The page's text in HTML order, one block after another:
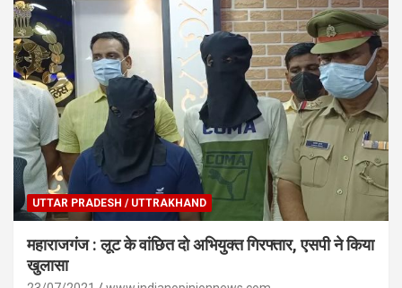
UTTAR PRADESH / UTTRAKHAND
महाराजगंज : लूट के वांछित दो अभियुक्त गिरफ्तार, एसपी ने किया
खुलासा